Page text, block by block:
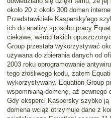
około 20 z około 300 domen
Przedstawiciele Kaspersky'ego
ich do analizy sposobu pracy
ciekawe, wśród takich
Group przestała wykorzystywać
używana do zbierania danych od
2003 roku oprogramowanie
tego złośliwego kodu, zatem
wykorzystywany. Equation Group
wspomnianą domenę, aż pewnego
Gdy eksperci Kaspersky szybko ją
domena wciąż otrzymuje dane z